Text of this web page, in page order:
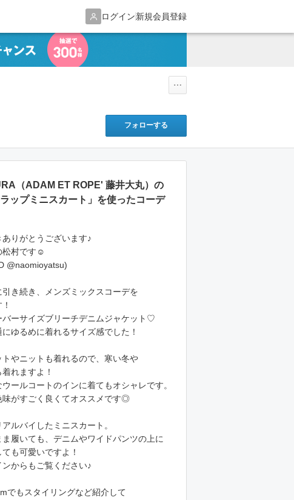
ログイン新規会員登録
フォローする
（ADAM ET ROPE' 藤井大丸）の
ップミニスカート」を使ったコーデ
ありがとうございます♪
松村です☺︎
@naomioyatsu)
き続き、メンズミックスコーデを
バーサイズブリーチデニムジャケット♡
ゆるめに着れるサイズ感でした！
やニットも着れるので、寒い冬や
れますよ！
ールコートのインに着てもオシャレです。
味がすごく良くてオススメです◎
ルバイしたミニスカート。
ま履いても、デニムやワイドパンツの上に
も可愛いですよ！
からもご覧ください♪
でもスタイリングなど紹介して